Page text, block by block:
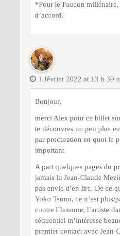
*Pour le Faucon
d’accord.
1 février 2022 at 13 h 39
Bonjour,
merci Alex pour ce billet
te découvres un peu plus
par procuration en quoi le
important.
A part quelques pages du
jamais lu Jean-Claude
pas envie d’en lire. De ce
Yoko Tsuno, ce n’est plus/
contre l’homme, l’artiste
séquentiel m’intéresse
premier contact avec Jean-